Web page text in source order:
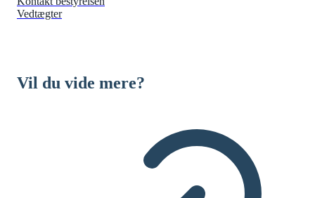
Vedtægter
Vil du vide mere?